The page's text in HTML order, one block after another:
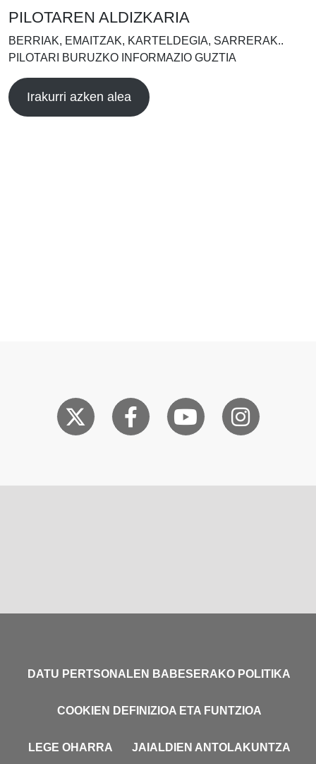
PILOTAREN ALDIZKARIA
BERRIAK, EMAITZAK, KARTELDEGIA, SARRERAK..
PILOTARI BURUZKO INFORMAZIO GUZTIA
Irakurri azken alea
DATU PERTSONALEN BABESERAKO POLITIKA
COOKIEN DEFINIZIOA ETA FUNTZIOA
LEGE OHARRA JAIALDIEN ANTOLAKUNTZA